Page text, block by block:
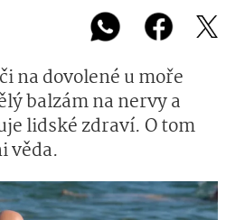
na dovolené u moře
balzám na nervy a
lidské zdraví. O tom
věda.